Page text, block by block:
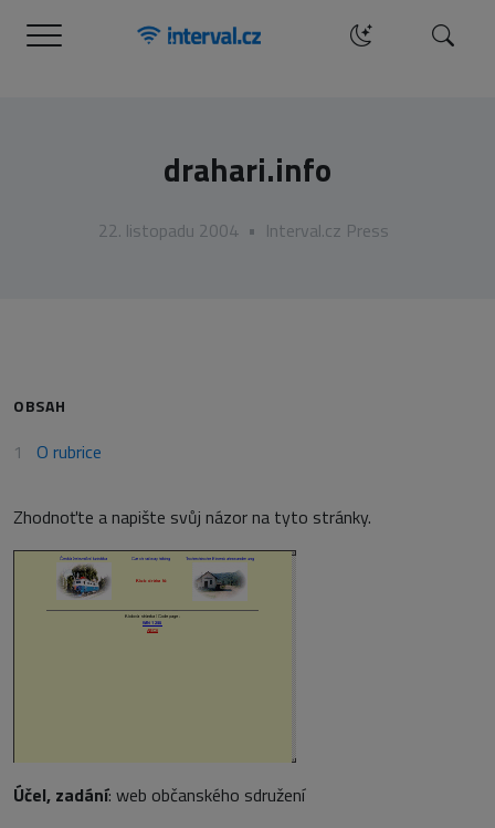
Menu Hledat
drahari.info
22. listopadu 2004 • Interval.cz Press
OBSAH
O rubrice
Zhodnoťte a napište svůj názor na tyto stránky.
Účel, zadání: web občanského sdružení